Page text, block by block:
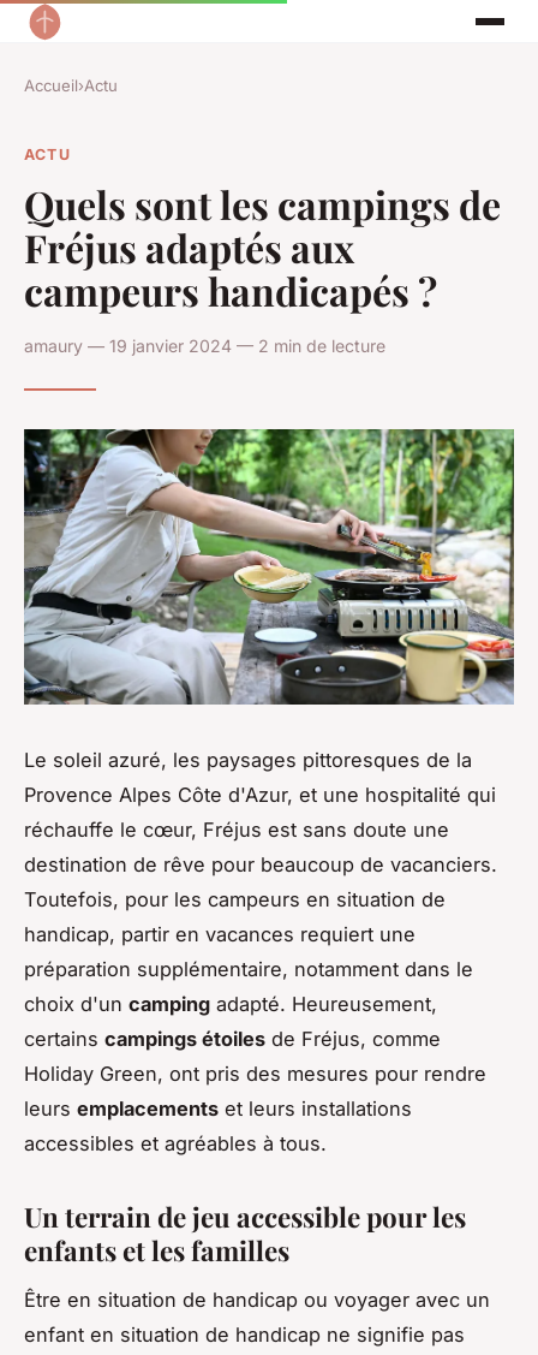
Accueil›Actu
ACTU
Quels sont les campings de
Fréjus adaptés aux
campeurs handicapés ?
amaury — 19 janvier 2024 — 2 min de lecture
Le soleil azuré, les paysages pittoresques de la
Provence Alpes Côte d'Azur, et une hospitalité qui
réchauffe le cœur, Fréjus est sans doute une
destination de rêve pour beaucoup de vacanciers.
Toutefois, pour les campeurs en situation de
handicap, partir en vacances requiert une
préparation supplémentaire, notamment dans le
choix d'un camping adapté. Heureusement,
certains campings étoiles de Fréjus, comme
Holiday Green, ont pris des mesures pour rendre
leurs emplacements et leurs installations
accessibles et agréables à tous.
Un terrain de jeu accessible pour les
enfants et les familles
Être en situation de handicap ou voyager avec un
enfant en situation de handicap ne signifie pas